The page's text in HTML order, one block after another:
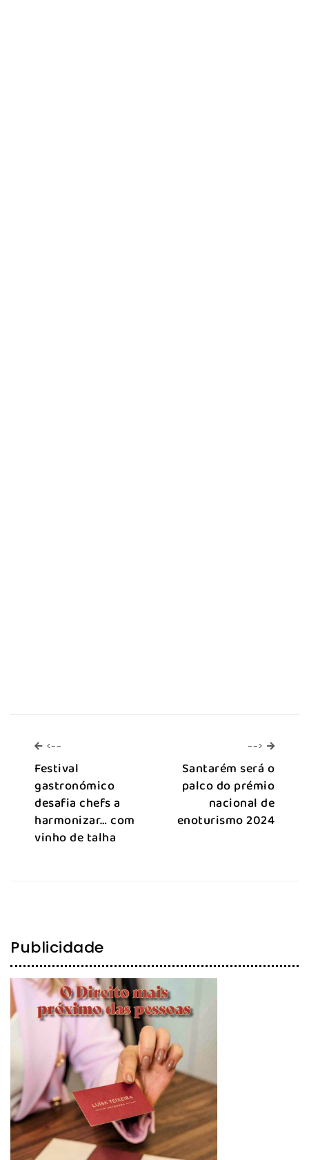
<--
Festival
gastronómico
desafia chefs a
harmonizar… com
vinho de talha
--> -->
Santarém será o
palco do prémio
nacional de
enoturismo 2024
Publicidade